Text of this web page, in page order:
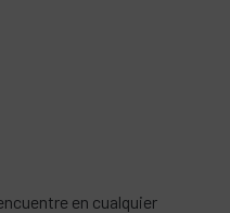
en cualquier